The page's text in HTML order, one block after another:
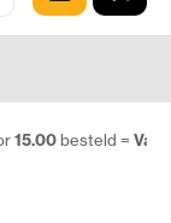
15.00besteld =